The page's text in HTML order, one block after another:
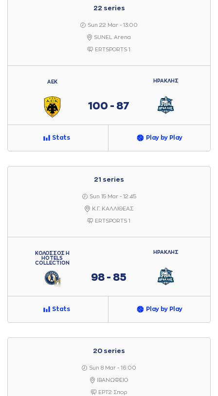
22 series
Sun 22 Mar - 13:00
SUNEL Arena
ERTSPORTS 1
Stats Play by Play
ΑΕΚ
100 - 87
ΗΡΑΚΛΗΣ
21 series
Sun 15 Mar - 12:45
Κ.Γ. ΚΑΛΛΙΘΕΑΣ
ERTSPORTS 1
Stats Play by Play
ΚΟΛΟΣΣΟΣ H
HOTELS
COLLECTION
98 - 85
ΗΡΑΚΛΗΣ
20 series
Sun 8 Mar - 16:00
ΙΒΑΝΩΦΕΙΟ
ΕΡΤ2 Σπορ